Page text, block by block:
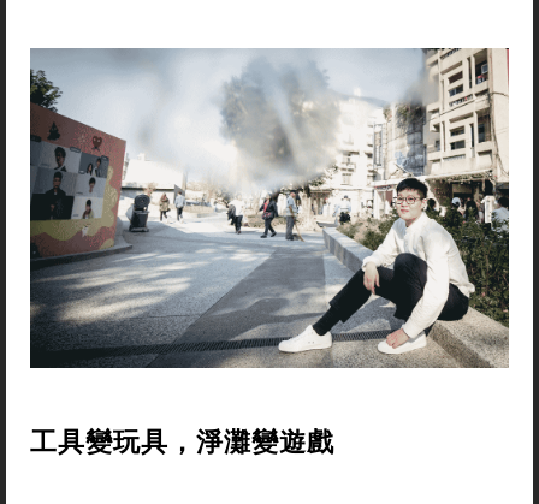
工具變玩具，淨灘變遊戲